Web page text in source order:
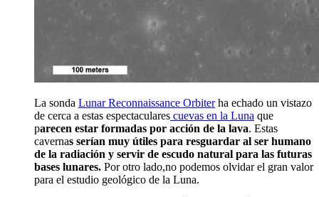
La sonda Lunar Reconnaissance Orbiterha echado un vistazo
de cerca a estas espectaculares cuevas en la Luna que
parecen estar formadas por acción de la lava. Estas
cavernas serían muy útiles para resguardar al ser humano
de la radiación y servir de escudo natural para las futuras
bases lunares. Por otro lado,no podemos olvidar el gran valor
para el estudio geológico de la Luna.